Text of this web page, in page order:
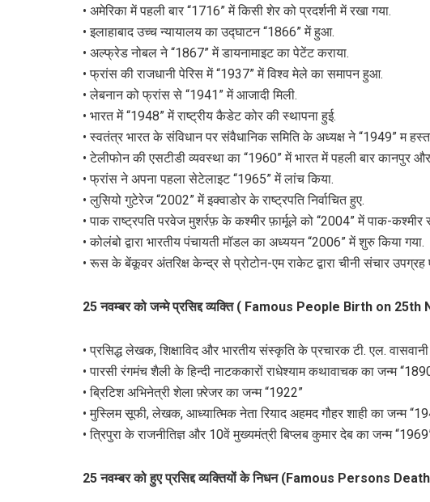
• अमेरिका में पहली बार “1716” में किसी शेर को प्रदर्शनी में रखा गया.
• इलाहाबाद उच्च न्यायालय का उद्घाटन “1866” में हुआ.
• अल्फ्रेड नोबल ने “1867” में डायनामाइट का पेटेंट कराया.
• फ्रांस की राजधानी पेरिस में “1937” में विश्व मेले का समापन हुआ.
• लेबनान को फ्रांस से “1941” में आजादी मिली.
• भारत में “1948” में राष्ट्रीय कैडेट कोर की स्थापना हुई.
• स्वतंत्र भारत के संविधान पर संवैधानिक समिति के अध्यक्ष ने “1949” म
• टेलीफोन की एसटीडी व्यवस्था का “1960” में भारत में पहली बार कानपुर
• फ्रांस ने अपना पहला सेटेलाइट “1965” में लांच किया.
• लुसियो गुटेरेज “2002” में इक्वाडोर के राष्ट्रपति निर्वाचित हुए.
• पाक राष्ट्रपति परवेज मुशर्रफ़ के कश्मीर फ़ार्मूले को “2004” में पाक-कश्मीर
• कोलंबो द्वारा भारतीय पंचायती मॉडल का अध्ययन “2006” में शुरु किया गया.
• रूस के बेंकूवर अंतरिक्ष केन्द्र से प्रोटोन-एम राकेट द्वारा चीनी संचार
25 नवम्बर को जन्मे प्रसिद्द व्यक्ति ( Famous People Birth on
• प्रसिद्ध लेखक, शिक्षाविद और भारतीय संस्कृति के प्रचारक टी. एल.
• पारसी रंगमंच शैली के हिन्दी नाटककारों राधेश्याम कथावाचक का जन्म
• ब्रिटिश अभिनेत्री शेला फ़्रेजर का जन्म “1922”
• मुस्लिम सूफी, लेखक, आध्यात्मिक नेता रियाद अहमद गौहर शाही का जन्म
• त्रिपुरा के राजनीतिज्ञ और 10वें मुख्यमंत्री बिप्लब कुमार देब का जन्म
25 नवम्बर को हुए प्रसिद्द व्यक्तियों के निधन (Famous Persons